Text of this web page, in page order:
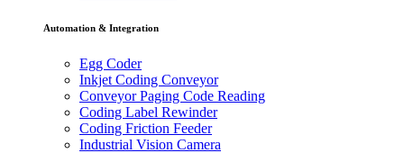
Automation & Integration
Egg Coder
Inkjet Coding Conveyor
Conveyor Paging Code Reading
Coding Label Rewinder
Coding Friction Feeder
Industrial Vision Camera